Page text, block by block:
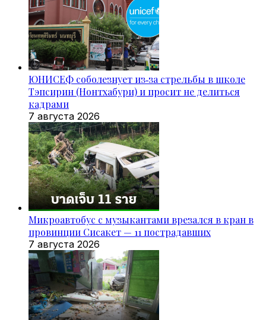
ЮНИСЕФ соболезнует из‑за стрельбы в школе
Тэпсирин (Нонтхабури) и просит не делиться
кадрами
7 августа 2026
Микроавтобус с музыкантами врезался в кран в
провинции Сисакет — 11 пострадавших
7 августа 2026